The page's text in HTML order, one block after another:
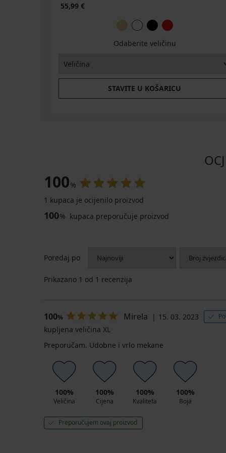
55,99 €
Odaberite veličinu
STAVITE U KOŠARICU
100%
1 kupaca je ocijenilo proizvod
100% kupaca preporučuje proizvod
Poredaj po
Prikazano 1 od 1 recenzija
100% Mirela 15. 03. 2023
kupljena veličina XL
Preporučam. Udobne i vrlo mekane
100%
Veličina
100%
Cijena
100%
Kvaliteta
100%
Boja
Preporučujem ovaj proizvod